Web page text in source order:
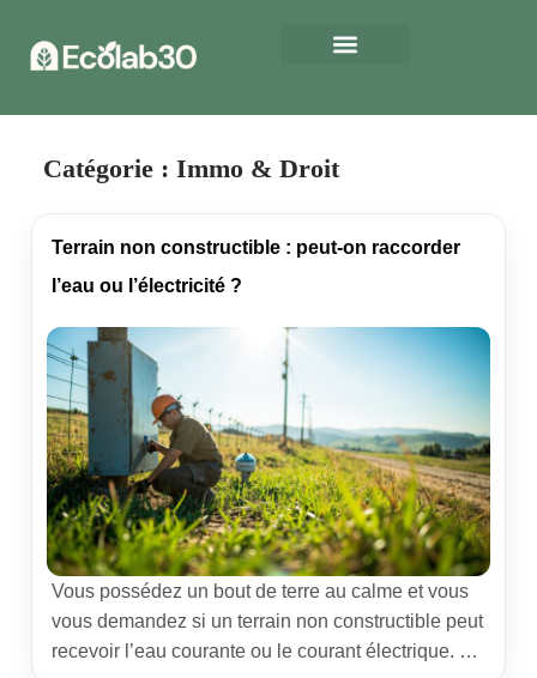
Catégorie : Immo & Droit
Terrain non constructible : peut-on raccorder
l’eau ou l’électricité ?
Vous possédez un bout de terre au calme et vous
vous demandez si un terrain non constructible peut
recevoir l’eau courante ou le courant électrique. La